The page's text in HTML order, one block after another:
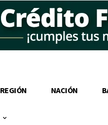
REGIÓN NACIÓN